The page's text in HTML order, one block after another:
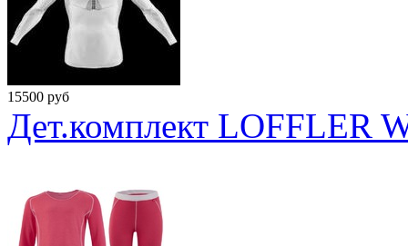
15500 руб
Дет.комплект LOFFLER